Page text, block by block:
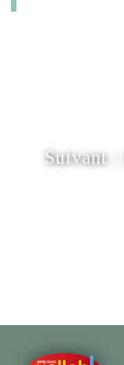
Suivant :